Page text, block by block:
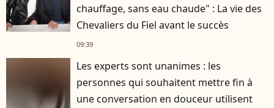
chauffage, sans eau chaude" : La vie des
Chevaliers du Fiel avant le succès
09:39
Les experts sont unanimes : les
personnes qui souhaitent mettre fin à
une conversation en douceur utilisent